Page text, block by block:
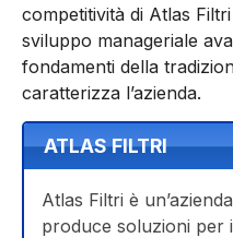
competitività di Atlas
sviluppo manageriale
fondamenti della
caratterizza l’azienda.
ATLAS FILTRI
Atlas Filtri è
produce soluzioni per